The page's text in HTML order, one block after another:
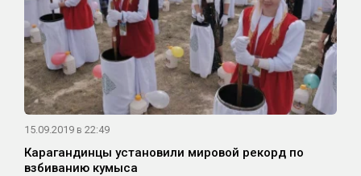
15.09.2019 в 22:49
Карагандинцы установили мировой рекорд по
взбиванию кумыса